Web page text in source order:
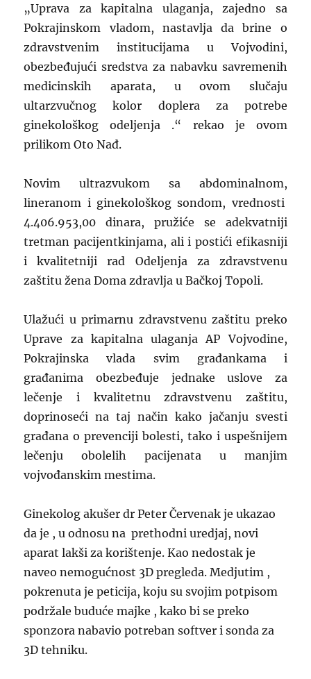
„Uprava za kapitalna ulaganja, zajedno sa
Pokrajinskom vladom, nastavlja da brine o
zdravstvenim institucijama u Vojvodini,
obezbeđujući sredstva za nabavku savremenih
medicinskih aparata, u ovom slučaju
ultarzvučnog kolor doplera za potrebe
ginekološkog odeljenja .“ rekao je ovom
prilikom Oto Nađ.
Novim ultrazvukom sa abdominalnom,
lineranom i ginekološkog sondom, vrednosti
4.406.953,00 dinara, pružiće se adekvatniji
tretman pacijentkinjama, ali i postići efikasniji
i kvalitetniji rad Odeljenja za zdravstvenu
zaštitu žena Doma zdravlja u Bačkoj Topoli.
Ulažući u primarnu zdravstvenu zaštitu preko
Uprave za kapitalna ulaganja AP Vojvodine,
Pokrajinska vlada svim građankama i
građanima obezbeđuje jednake uslove za
lečenje i kvalitetnu zdravstvenu zaštitu,
doprinoseći na taj način kako jačanju svesti
građana o prevenciji bolesti, tako i uspešnijem
lečenju obolelih pacijenata u manjim
vojvođanskim mestima.
Ginekolog akušer dr Peter Červenak je ukazao
da je , u odnosu na prethodni uredjaj, novi
aparat lakši za korištenje. Kao nedostak je
naveo nemogućnost 3D pregleda. Medjutim ,
pokrenuta je peticija, koju su svojim potpisom
podržale buduće majke , kako bi se preko
sponzora nabavio potreban softver i sonda za
3D tehniku.